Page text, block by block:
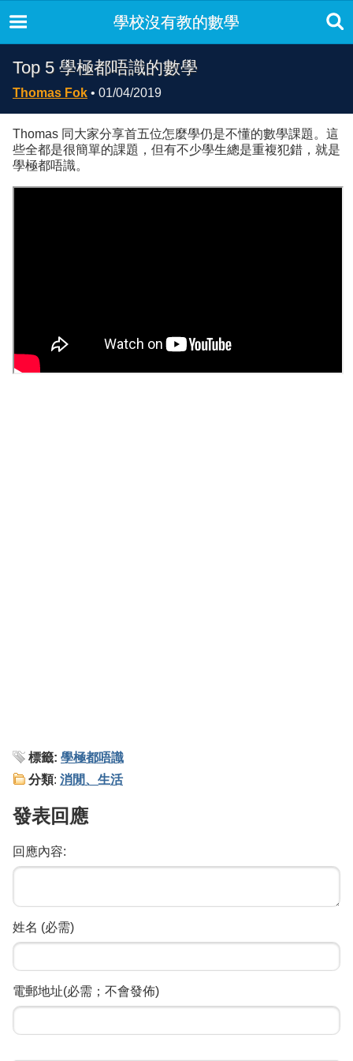
學校沒有教的數學
Top 5 學極都唔識的數學
Thomas Fok • 01/04/2019
Thomas 同大家分享首五位怎麼學仍是不懂的數學課題。這
些全都是很簡單的課題，但有不少學生總是重複犯錯，就是
學極都唔識。
標籤: 學極都唔識
分類: 消閒、生活
發表回應
回應內容:
姓名 (必需)
電郵地址(必需；不會發佈)